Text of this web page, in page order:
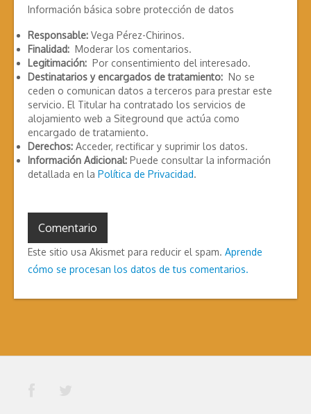
Información básica sobre protección de datos
Responsable: Vega Pérez-Chirinos.
Finalidad: Moderar los comentarios.
Legitimación: Por consentimiento del interesado.
Destinatarios y encargados de tratamiento: No se
ceden o comunican datos a terceros para prestar este
servicio. El Titular ha contratado los servicios de
alojamiento web a Siteground que actúa como
encargado de tratamiento.
Derechos: Acceder, rectificar y suprimir los datos.
Información Adicional: Puede consultar la información
detallada en la Política de Privacidad.
Este sitio usa Akismet para reducir el spam. Aprende
cómo se procesan los datos de tus comentarios.